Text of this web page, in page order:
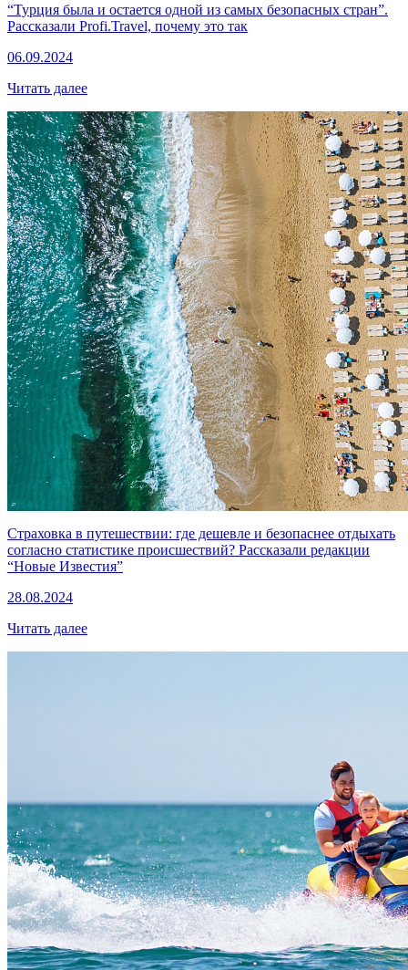
“Турция была и остается одной из самых безопасных стран”.
Рассказали Profi.Travel, почему это так
06.09.2024
Читать далее
Страховка в путешествии: где дешевле и безопаснее отдыхать
согласно статистике происшествий? Рассказали редакции
“Новые Известия”
28.08.2024
Читать далее